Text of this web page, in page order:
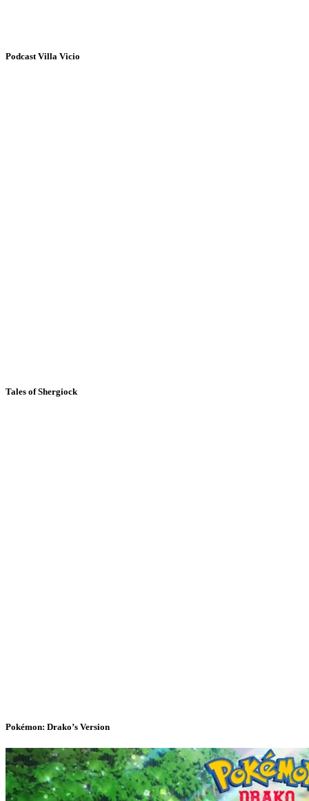
Podcast Villa Vicio
Tales of Shergiock
Pokémon: Drako’s Version